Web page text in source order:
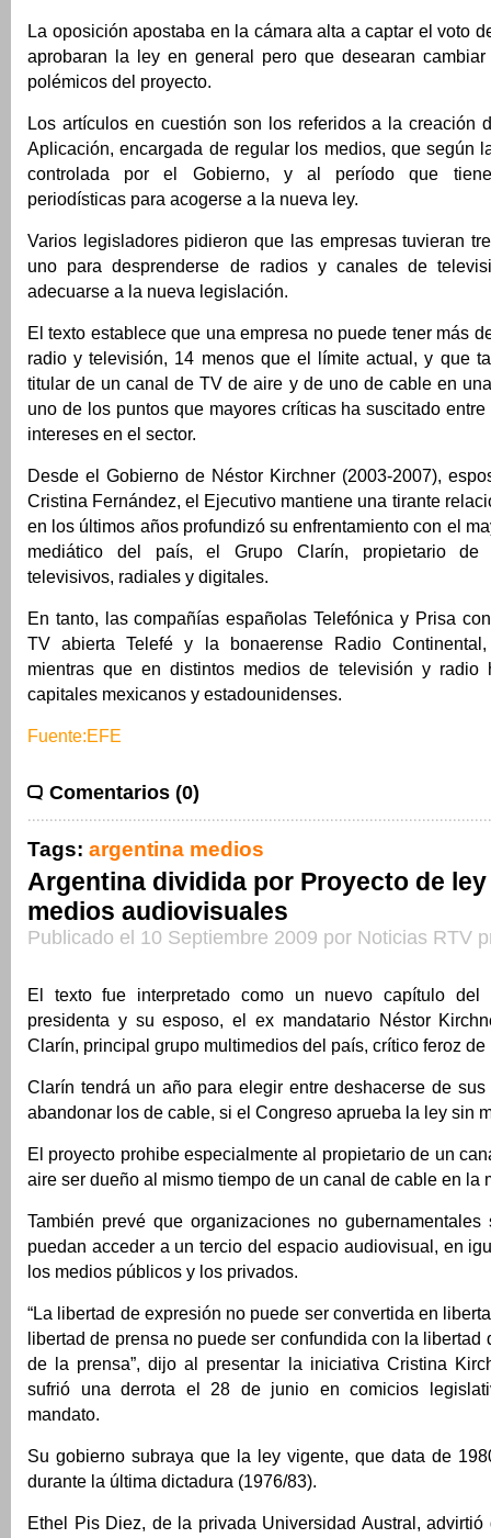
La oposición apostaba en la cámara alta a captar el voto
aprobaran la ley en general pero que desearan
polémicos del proyecto.
Los artículos en cuestión son los referidos a la creación
Aplicación, encargada de regular los medios, que según
controlada por el Gobierno, y al período que
periodísticas para acogerse a la nueva ley.
Varios legisladores pidieron que las empresas tuvieran
uno para desprenderse de radios y canales de
adecuarse a la nueva legislación.
El texto establece que una empresa no puede tener más
radio y televisión, 14 menos que el límite actual, y que
titular de un canal de TV de aire y de uno de cable en
uno de los puntos que mayores críticas ha suscitado
intereses en el sector.
Desde el Gobierno de Néstor Kirchner (2003-2007),
Cristina Fernández, el Ejecutivo mantiene una tirante
en los últimos años profundizó su enfrentamiento con el
mediático del país, el Grupo Clarín, propietario de
televisivos, radiales y digitales.
En tanto, las compañías españolas Telefónica y Prisa
TV abierta Telefé y la bonaerense Radio Continental,
mientras que en distintos medios de televisión y radio
capitales mexicanos y estadounidenses.
Fuente:EFE
Comentarios (0)
Tags: argentina medios
Argentina dividida por Proyecto de
medios audiovisuales
Publicado el 10 Septiembre 2009 por Noticias RTV
El texto fue interpretado como un nuevo capítulo del
presidenta y su esposo, el ex mandatario Néstor
Clarín, principal grupo multimedios del país, crítico feroz
Clarín tendrá un año para elegir entre deshacerse de
abandonar los de cable, si el Congreso aprueba la ley sin
El proyecto prohibe especialmente al propietario de un
aire ser dueño al mismo tiempo de un canal de cable en la
También prevé que organizaciones no
puedan acceder a un tercio del espacio audiovisual, en
los medios públicos y los privados.
“La libertad de expresión no puede ser convertida en
libertad de prensa no puede ser confundida con la libertad
de la prensa”, dijo al presentar la iniciativa Cristina
sufrió una derrota el 28 de junio en comicios
mandato.
Su gobierno subraya que la ley vigente, que data de
durante la última dictadura (1976/83).
Ethel Pis Diez, de la privada Universidad Austral, advirtió